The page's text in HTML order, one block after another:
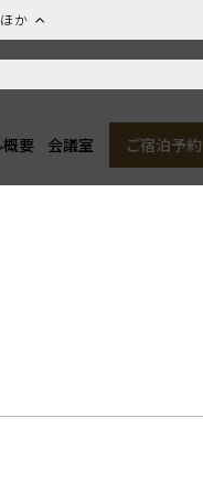
か
概要 会議室 ご宿泊予約